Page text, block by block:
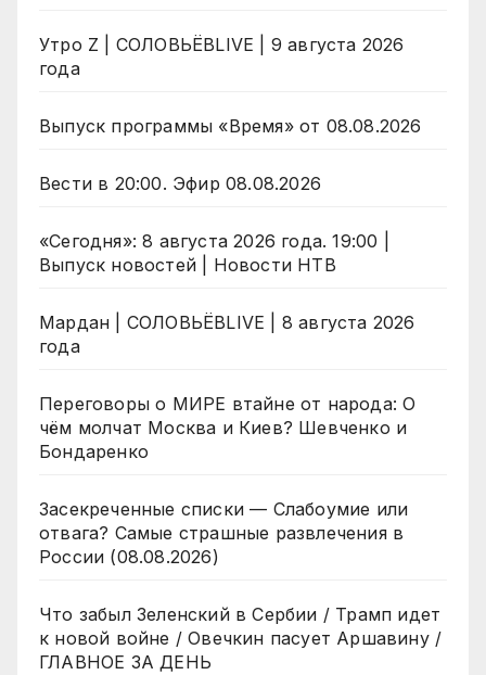
Утро Z | СОЛОВЬЁВLIVE | 9 августа 2026
года
Выпуск программы «Время» от 08.08.2026
Вести в 20:00. Эфир 08.08.2026
«Сегодня»: 8 августа 2026 года. 19:00 |
Выпуск новостей | Новости НТВ
Мардан | СОЛОВЬЁВLIVE | 8 августа 2026
года
Переговоры о МИРЕ втайне от народа: О
чём молчат Москва и Киев? Шевченко и
Бондаренко
Засекреченные списки — Слабоумие или
отвага? Самые страшные развлечения в
России (08.08.2026)
Что забыл Зеленский в Сербии / Трамп идет
к новой войне / Овечкин пасует Аршавину /
ГЛАВНОЕ ЗА ДЕНЬ